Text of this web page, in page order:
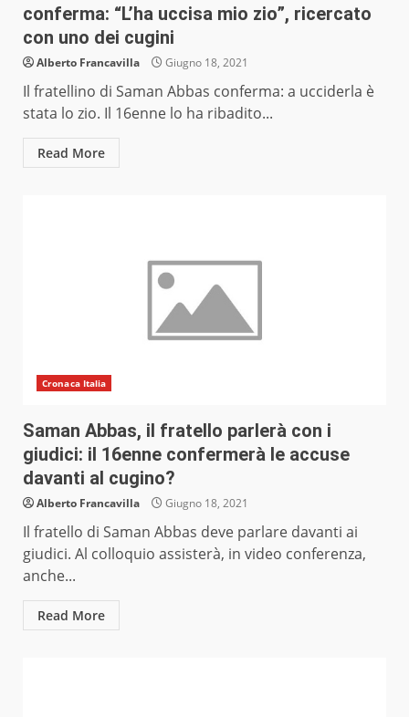
conferma: “L’ha uccisa mio zio”, ricercato
con uno dei cugini
Alberto Francavilla Giugno 18, 2021
Il fratellino di Saman Abbas conferma: a ucciderla è
stata lo zio. Il 16enne lo ha ribadito...
Read More
Cronaca Italia
Saman Abbas, il fratello parlerà con i
giudici: il 16enne confermerà le accuse
davanti al cugino?
Alberto Francavilla Giugno 18, 2021
Il fratello di Saman Abbas deve parlare davanti ai
giudici. Al colloquio assisterà, in video conferenza,
anche...
Read More